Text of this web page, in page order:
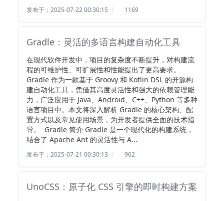
发布于：2025-07-22 00:30:15 1169
Gradle：灵活的多语言构建自动化工具
在现代软件开发中，项目的复杂度不断提升，对构建流
程的可维护性、可扩展性和性能提出了更高要求。
Gradle 作为一款基于 Groovy 和 Kotlin DSL 的开源构
建自动化工具，凭借其高度灵活性和强大的依赖管理能
力，广泛应用于 Java、Android、C++、Python 等多种
语言项目中。本文将深入解析 Gradle 的核心架构、配
置方式以及常见使用场景，为开发者提供全面的技术指
导。  Gradle 简介 Gradle 是一个现代化的构建系统，
结合了 Apache Ant 的灵活性与 A...
发布于：2025-07-21 00:30:13 962
UnoCSS：原子化 CSS 引擎的即时构建方案